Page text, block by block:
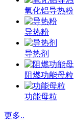
氧化铝导热粉
导热粉
导热剂
阻燃功能母粒
功能母粒
更多..